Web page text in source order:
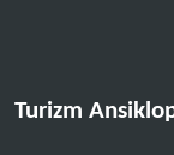
Turizm